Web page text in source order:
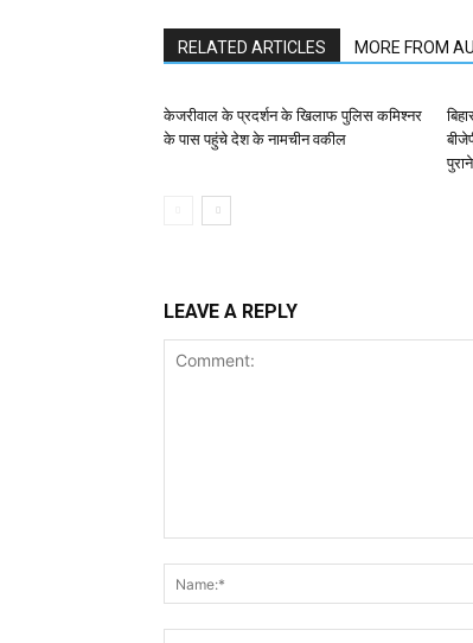
RELATED ARTICLES MORE FROM
केजरीवाल के प्रदर्शन के खिलाफ पुलिस कमिश्नर
के पास पहुंचे देश के नामचीन वकील
LEAVE A REPLY